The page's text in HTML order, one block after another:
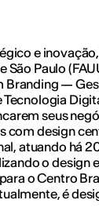
e
São Paulo
Branding —
seus
com design
atuando há
o design
o Centro
é